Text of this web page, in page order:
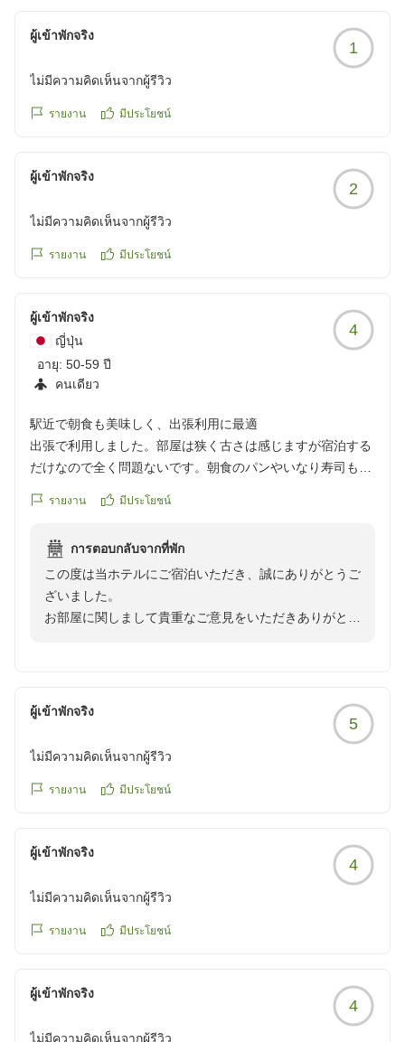
ผู้เข้าพักจริง
1
ไม่มีความคิดเห็นจากผู้รีวิว
รายงาน มีประโยชน์
ผู้เข้าพักจริง
2
ไม่มีความคิดเห็นจากผู้รีวิว
รายงาน มีประโยชน์
ผู้เข้าพักจริง
ญี่ปุ่น
อายุ: 50-59 ปี
คนเดียว
4
駅近で朝食も美味しく、出張利用に最適
出張で利用しました。部屋は狭く古さは感じますが宿泊する
だけなので全く問題ないです。朝食のパンやいなり寿司もお
す。
https://review.travel.rakuten.co.jp/hotel/voice/75298?
reviewId=33123477993741
รายงาน มีประโยชน์
การตอบกลับจากที่พัก
この度は当ホテルにご宿泊いただき、誠にありがとうご
ざいました。
お部屋に関しまして貴重なご意見をいただきありがとう
宿泊には問題なくご朝食も満足いただけようで大変安心
今後もお客様に快適にお過ごしいただけるようサービス
の向上に努めてまいります。
また長野へお越しの際は、ぜひ当ホテルをご利用くださ
ります。
ผู้เข้าพักจริง
5
ไม่มีความคิดเห็นจากผู้รีวิว
รายงาน มีประโยชน์
ผู้เข้าพักจริง
4
ไม่มีความคิดเห็นจากผู้รีวิว
รายงาน มีประโยชน์
ผู้เข้าพักจริง
4
ไม่มีความคิดเห็นจากผู้รีวิว